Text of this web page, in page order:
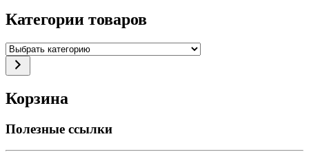
Категории товаров
Выбрать
категорию
Корзина
Полезные ссылки